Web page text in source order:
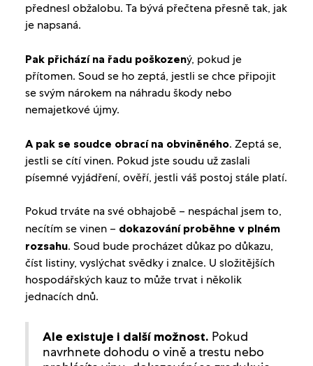
přednesl obžalobu. Ta bývá přečtena přesně tak, jak
je napsaná.
Pak přichází na řadu poškozený, pokud je
přítomen. Soud se ho zeptá, jestli se chce připojit
se svým nárokem na náhradu škody nebo
nemajetkové újmy.
A pak se soudce obrací na obviněného. Zeptá se,
jestli se cítí vinen. Pokud jste soudu už zaslali
písemné vyjádření, ověří, jestli váš postoj stále platí.
Pokud trváte na své obhajobě – nespáchal jsem to,
necítím se vinen – dokazování proběhne v plném
rozsahu. Soud bude procházet důkaz po důkazu,
číst listiny, vyslýchat svědky i znalce. U složitějších
hospodářských kauz to může trvat i několik
jednacích dnů.
Ale existuje i další možnost. Pokud
navrhnete dohodu o vině a trestu nebo